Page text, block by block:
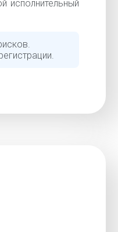
исполнительный